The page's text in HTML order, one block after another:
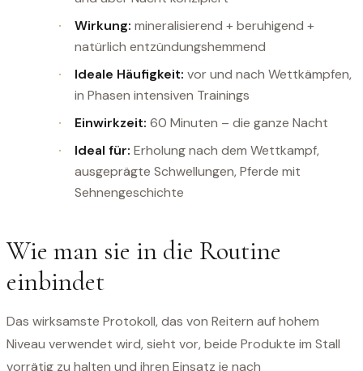
Wirkung: mineralisierend + beruhigend +
natürlich entzündungshemmend
Ideale Häufigkeit: vor und nach Wettkämpfen,
in Phasen intensiven Trainings
Einwirkzeit: 60 Minuten – die ganze Nacht
Ideal für: Erholung nach dem Wettkampf,
ausgeprägte Schwellungen, Pferde mit
Sehnengeschichte
Wie man sie in die Routine
einbindet
Das wirksamste Protokoll, das von Reitern auf hohem
Niveau verwendet wird, sieht vor, beide Produkte im Stall
vorrätig zu halten und ihren Einsatz je nach